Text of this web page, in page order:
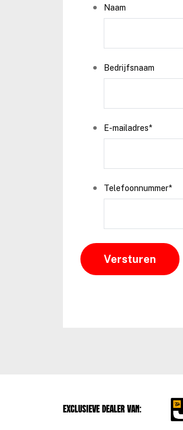
Naam
Bedrijfsnaam
E-mailadres*
Telefoonnummer*
Exclusieve dealer van: